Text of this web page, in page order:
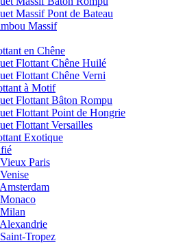
Massif Pont de Bateau
Massif
en Chêne
Flottant Chêne Huilé
Flottant Chêne Verni
à Motif
Flottant Bâton Rompu
Flottant Point de Hongrie
Flottant Versailles
Exotique
Paris
Tropez